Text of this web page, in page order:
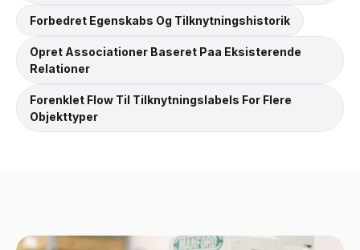
Forbedret Egenskabs Og Tilknytningshistorik
Opret Associationer Baseret Paa Eksisterende
Relationer
Forenklet Flow Til Tilknytningslabels For Flere
Objekttyper